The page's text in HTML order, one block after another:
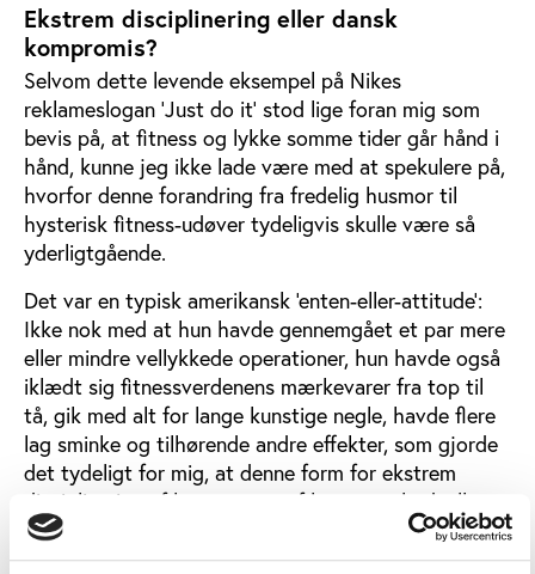
Ekstrem disciplinering eller dansk
kompromis?
Selvom dette levende eksempel på Nikes
reklameslogan 'Just do it' stod lige foran mig som
bevis på, at fitness og lykke somme tider går hånd i
hånd, kunne jeg ikke lade være med at spekulere på,
hvorfor denne forandring fra fredelig husmor til
hysterisk fitness-udøver tydeligvis skulle være så
yderligtgående.
Det var en typisk amerikansk 'enten-eller-attitude':
Ikke nok med at hun havde gennemgået et par mere
eller mindre vellykkede operationer, hun havde også
iklædt sig fitnessverdenens mærkevarer fra top til
tå, gik med alt for lange kunstige negle, havde flere
lag sminke og tilhørende andre effekter, som gjorde
det tydeligt for mig, at denne form for ekstrem
disciplinering af hver eneste af kroppens hudceller
og kropsbehåring somme tider kan være lige så
ucharmerende som det modsatte.